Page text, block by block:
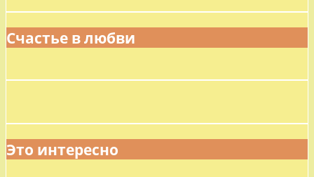
Счастье в любви
Это интересно